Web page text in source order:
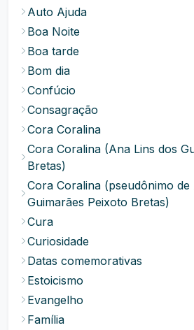
Auto Ajuda
Boa Noite
Boa tarde
Bom dia
Confúcio
Consagração
Cora Coralina
Cora Coralina (Ana Lins dos
Bretas)
Cora Coralina (pseudônimo de
Guimarães Peixoto Bretas)
Cura
Curiosidade
Datas comemorativas
Estoicismo
Evangelho
Família